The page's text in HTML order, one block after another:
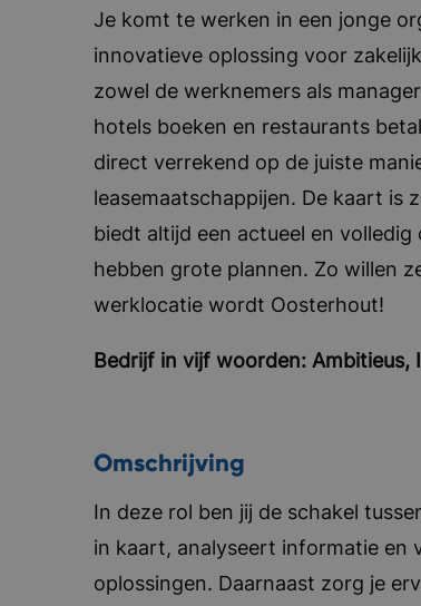
Je komt te werken in een jonge
innovatieve oplossing voor
zowel de werknemers als
hotels boeken en restaurants
direct verrekend op de juiste
leasemaatschappijen. De kaart is
biedt altijd een actueel en
hebben grote plannen. Zo willen
werklocatie wordt Oosterhout!
Bedrijf in vijf woorden: Ambitieus,
Omschrijving
In deze rol ben jij de schakel
in kaart, analyseert informatie en
oplossingen. Daarnaast zorg je